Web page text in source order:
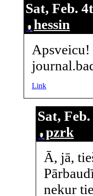
Sat, Feb.
hessin
Apsveicu!
Link
Sat,
pzrk
Ā, jā,
nekur